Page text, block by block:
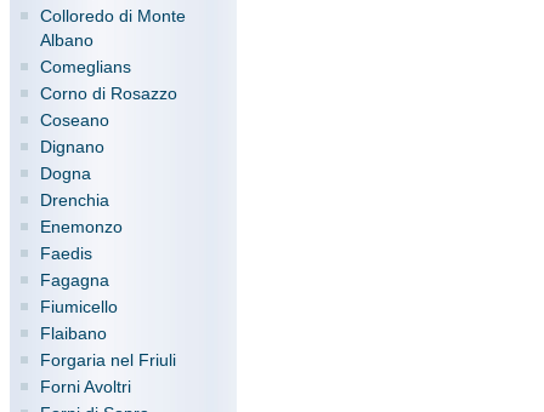
Colloredo di Monte
Albano
Comeglians
Corno di Rosazzo
Coseano
Dignano
Dogna
Drenchia
Enemonzo
Faedis
Fagagna
Fiumicello
Flaibano
Forgaria nel Friuli
Forni Avoltri